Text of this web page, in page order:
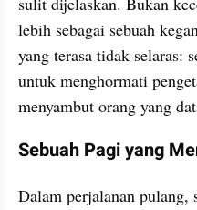
lebih sebagai sebuah
yang terasa tidak selaras:
untuk menghormati
menyambut orang yang
Sebuah Pagi yang
Dalam perjalanan pulang,